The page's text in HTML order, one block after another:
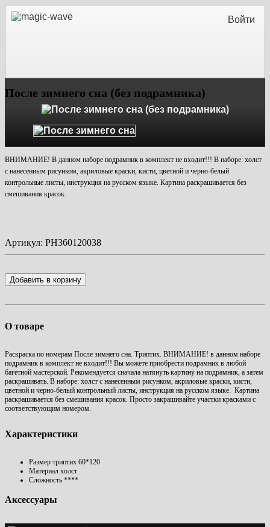
Войти
После зимнего сна (без подрамника)
ВНИМАНИЕ! В данном наборе подрамник в комплект не входит!!! В наборе: холст
с нанесенным рисунком, акриловые краски, кисти, цветной и черно-белый
контрольные листы, инструкция на русском языке. Картина раскрашивается без
смешивания красок.
Артикул: PH360120038
Добавить в корзину
О товаре
Раскраска по номерам После зимнего сна. Триптих. ВНИМАНИЕ! в данном наборе
подрамник в комплект не входит!!! Вы можете приобрести подрамник в любой
багетной мастерской. Рекомендуется сначала натянуть картину на подрамник, а затем
раскрашивать. В наборе: холст с нанесенным рисунком, акриловые краски, кисти,
цветной и черно-белый контрольный листы, инструкция на русском языке. Картина
раскрашивается без смешивания красок. Просто закрашивайте участки красками с
соответствующим номером.
Характеристики
Размер триптих 60*120
Материал холст
Сложность ****
Аксессуары